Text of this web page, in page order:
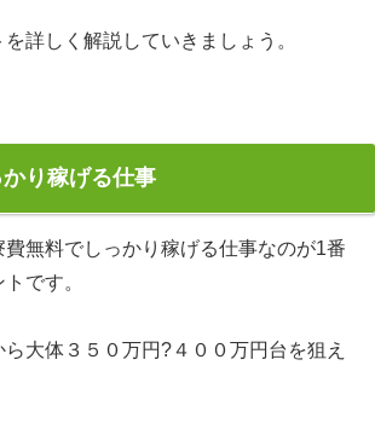
詳しく解説していきましょう。
り稼げる仕事
費無料でしっかり稼げる仕事なのが1番
です。
大体３５０万円?４００万円台を狙え